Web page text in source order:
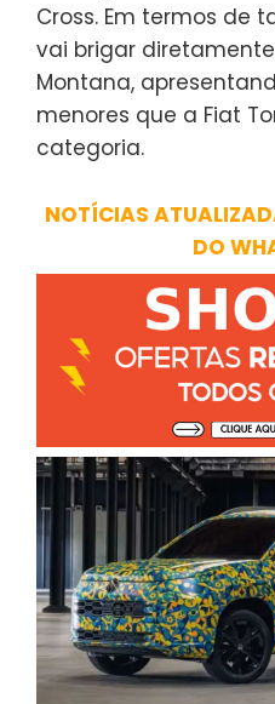
Cross. Em termos de
vai brigar
Montana,
menores que a Fiat
categoria.
NOTÍCIAS
DO